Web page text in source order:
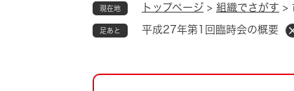
住民票・戸籍
ごみ・衛生・動物 救急・消防
学校 福
観光
現在地 トップページ > 組織でさがす >
足あと 平成27年第1回臨時会の概要
本